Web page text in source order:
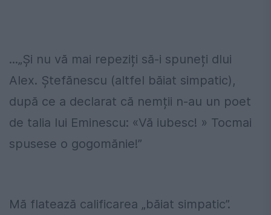
...„Și nu vă mai repeziți să-i spuneți dlui
Alex. Ștefănescu (altfel băiat simpatic),
după ce a declarat că nemții n-au un poet
de talia lui Eminescu: «Vă iubesc! » Tocmai
spusese o gogomănie!”
Mă flatează calificarea „băiat simpatic”.